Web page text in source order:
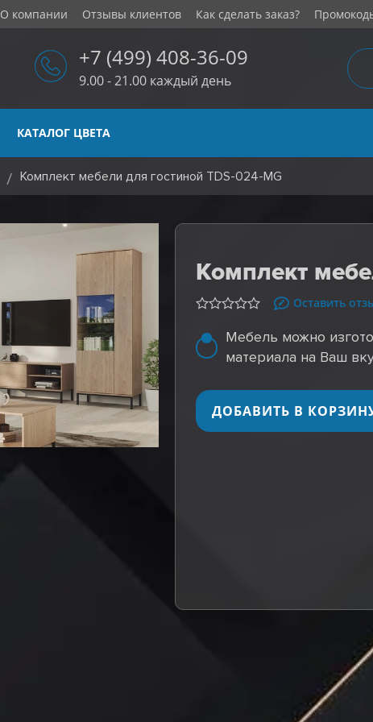
О компании Отзывы клиентов Как сделать заказ?
+7 (499) 408-36-09
9.00 - 21.00 каждый день
КАТАЛОГ ЦВЕТА
Комплект мебели для гостиной TDS-024-MG
Комплект
Оставить
Мебель можно
материала на Ваш
ДОБАВИТЬ В